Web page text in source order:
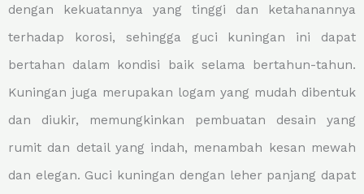
dengan kekuatannya yang tinggi dan ketahanannya
terhadap korosi, sehingga guci kuningan ini dapat
bertahan dalam kondisi baik selama bertahun-tahun.
Kuningan juga merupakan logam yang mudah dibentuk
dan diukir, memungkinkan pembuatan desain yang
rumit dan detail yang indah, menambah kesan mewah
dan elegan. Guci kuningan dengan leher panjang dapat